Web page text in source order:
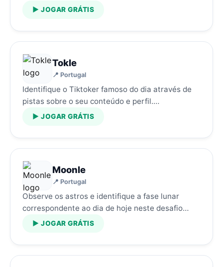
tentativas ilimitadas.…
▶ JOGAR GRÁTIS
Tokle
📍 Portugal
Identifique o Tiktoker famoso do dia através de
pistas sobre o seu conteúdo e perfil.…
▶ JOGAR GRÁTIS
Moonle
📍 Portugal
Observe os astros e identifique a fase lunar
correspondente ao dia de hoje neste desafio
visual.…
▶ JOGAR GRÁTIS